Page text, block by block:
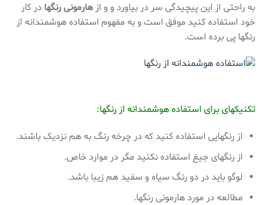
به راحتی از این پیچیدگی سر در بیاورد و و از هارمونی رنگها در کار
خود استفاده کنید موفق است و به مفهوم استفاده هوشمندانه از
رنگها پی برده است.
تکنیکهای برای استفاده هوشمندانه از رنگها:
از رنگهایی استفاده کنید که در چرخه رنگ به هم نزدیک باشند.
از رنگهای جیغ استفاده نکنید مگر در موارد خاص.
لوگو باید در دو رنگ سیاه و سفید هم زیبا باشد.
مطالعه در مورد هارمونی رنگها.